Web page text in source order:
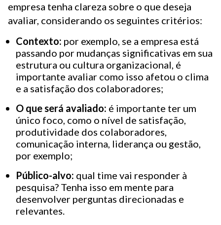
empresa tenha clareza sobre o que deseja
avaliar, considerando os seguintes critérios:
Contexto: por exemplo, se a empresa está
passando por mudanças significativas em sua
estrutura ou cultura organizacional, é
importante avaliar como isso afetou o clima
e a satisfação dos colaboradores;
O que será avaliado: é importante ter um
único foco, como o nível de satisfação,
produtividade dos colaboradores,
comunicação interna, liderança ou gestão,
por exemplo;
Público-alvo: qual time vai responder à
pesquisa? Tenha isso em mente para
desenvolver perguntas direcionadas e
relevantes.